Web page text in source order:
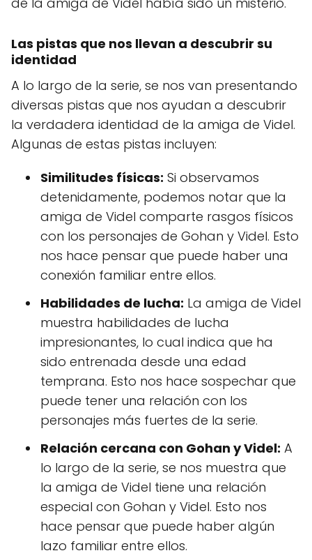
Las pistas que nos llevan a descubrir su
identidad
A lo largo de la serie, se nos van presentando
diversas pistas que nos ayudan a descubrir
la verdadera identidad de la amiga de Videl.
Algunas de estas pistas incluyen:
Similitudes físicas: Si observamos
detenidamente, podemos notar que la
amiga de Videl comparte rasgos físicos
con los personajes de Gohan y Videl. Esto
nos hace pensar que puede haber una
conexión familiar entre ellos.
Habilidades de lucha: La amiga de Videl
muestra habilidades de lucha
impresionantes, lo cual indica que ha
sido entrenada desde una edad
temprana. Esto nos hace sospechar que
puede tener una relación con los
personajes más fuertes de la serie.
Relación cercana con Gohan y Videl: A
lo largo de la serie, se nos muestra que
la amiga de Videl tiene una relación
especial con Gohan y Videl. Esto nos
hace pensar que puede haber algún
lazo familiar entre ellos.